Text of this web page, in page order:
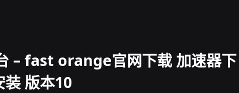
– fast orange官网下载 加速器下
装 版本10